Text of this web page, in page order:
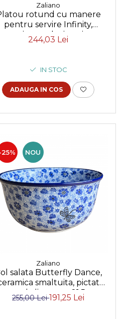
Zaliano
rotund cu manere
pentru servire Infinity,
ceramica smaltuita, pictat
manual, 28,5 / 33,0 cm
244,03 Lei
IN STOC
ADAUGA IN COS
25% NOU
Zaliano
salata Butterfly Dance,
smaltuita, pictat
manual, diametru 21,5 cm
255,00 Lei191,25 Lei